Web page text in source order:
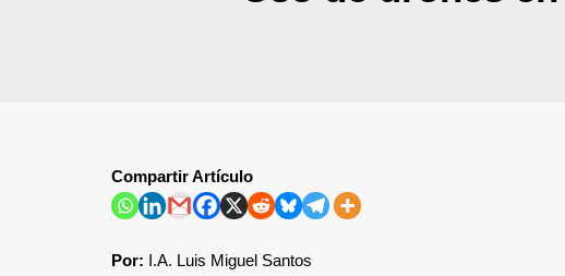
Compartir Artículo
Por: I.A. Luis Miguel Santos